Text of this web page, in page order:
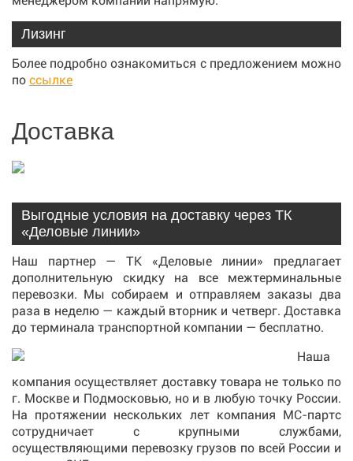
Лизинг
Более подробно ознакомиться с предложением можно
по ссылке
Доставка
Выгодные условия на доставку через ТК
«Деловые линии»
Наш партнер — ТК «Деловые линии» предлагает
дополнительную скидку на все межтерминальные
перевозки. Мы собираем и отправляем заказы два
раза в неделю — каждый вторник и четверг. Доставка
до терминала транспортной компании — бесплатно.
Наша
компания осуществляет доставку товара не только по
г. Москве и Подмосковью, но и в любую точку России.
На протяжении нескольких лет компания МС-партс
сотрудничает с крупными службами,
осуществляющими перевозку грузов по всей России и